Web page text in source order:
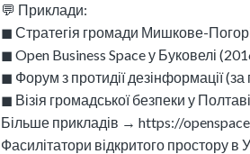
💬 Приклади:
◼︎ Стратегія громади Мишкове-
◼︎ Open Business Space у Буковелі
◼︎ Форум з протидії дезінформації
◼︎ Візія громадської безпеки у
Більше прикладів → https://
Фасилітатори відкритого простору